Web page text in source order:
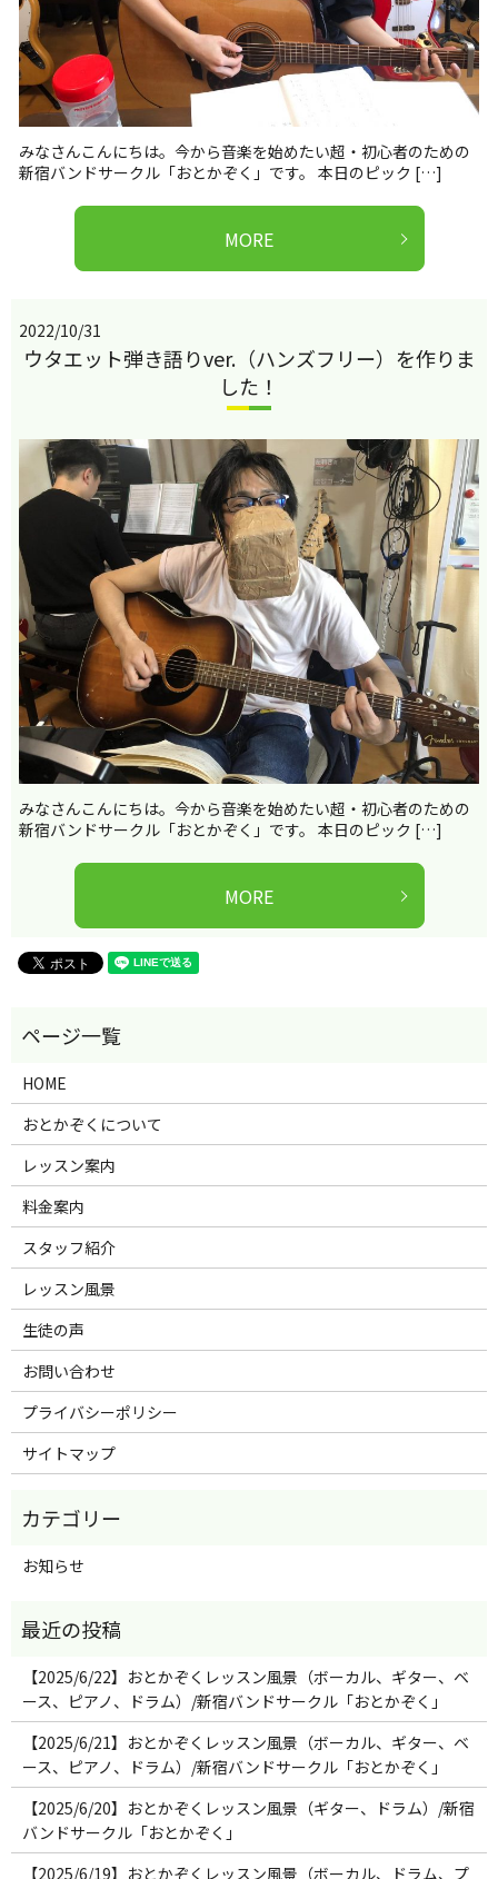
みなさんこんにちは。今から音楽を始めたい超・初心者のための
新宿バンドサークル「おとかぞく」です。 本日のピック […]
MORE
2022/10/31
ウタエット弾き語りver.（ハンズフリー）を作りま
した！
みなさんこんにちは。今から音楽を始めたい超・初心者のための
新宿バンドサークル「おとかぞく」です。 本日のピック […]
MORE
HOME
おとかぞくについて
レッスン案内
料金案内
スタッフ紹介
レッスン風景
生徒の声
お問い合わせ
プライバシーポリシー
サイトマップ
お知らせ
【2025/6/22】おとかぞくレッスン風景（ボーカル、ギター、ベ
ース、ピアノ、ドラム）/新宿バンドサークル「おとかぞく」
【2025/6/21】おとかぞくレッスン風景（ボーカル、ギター、ベ
ース、ピアノ、ドラム）/新宿バンドサークル「おとかぞく」
【2025/6/20】おとかぞくレッスン風景（ギター、ドラム）/新宿
バンドサークル「おとかぞく」
【2025/6/19】おとかぞくレッスン風景（ボーカル、ドラム、プ